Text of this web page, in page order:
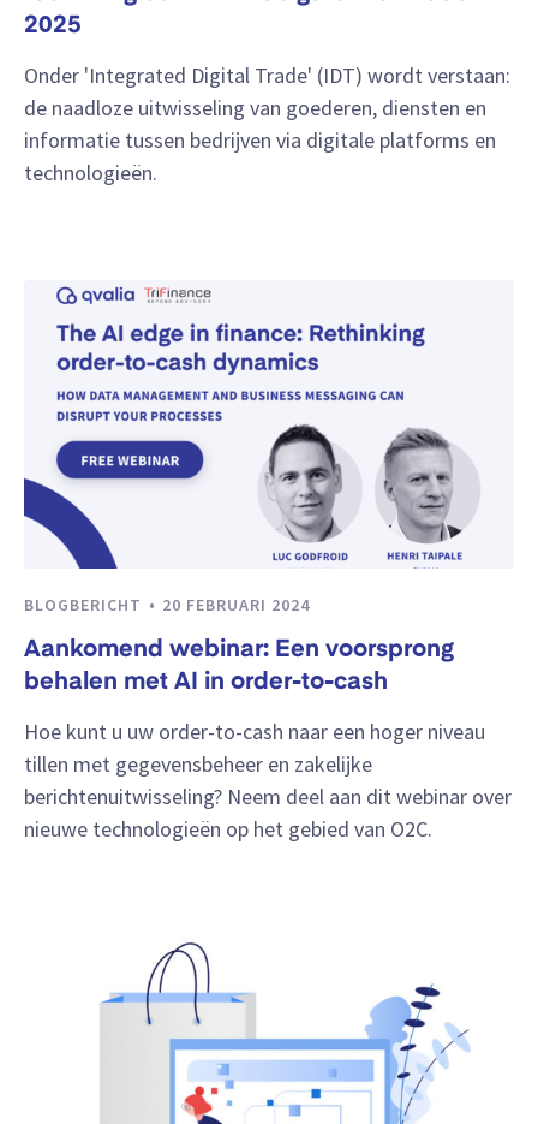
2025
Onder 'Integrated Digital Trade' (IDT) wordt verstaan:
de naadloze uitwisseling van goederen, diensten en
informatie tussen bedrijven via digitale platforms en
technologieën.
BLOGBERICHT 20 FEBRUARI 2024
Aankomend webinar: Een voorsprong
behalen met AI in order-to-cash
Hoe kunt u uw order-to-cash naar een hoger niveau
tillen met gegevensbeheer en zakelijke
berichtenuitwisseling? Neem deel aan dit webinar over
nieuwe technologieën op het gebied van O2C.